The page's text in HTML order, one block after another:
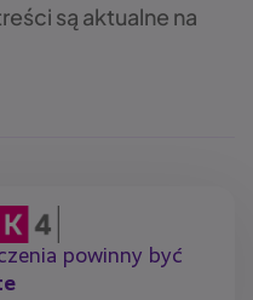
są aktualne na
powinny być